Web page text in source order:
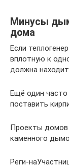
Минусы
дома
Если
вплотную к
должна
Ещё один
поставить
Проекты домов
каменного
Реги-